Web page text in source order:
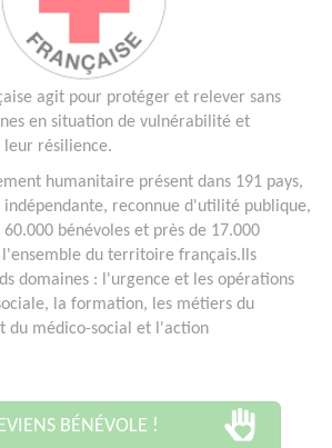
agit pour protéger et relever sans
en situation de vulnérabilité et
leur résilience.
humanitaire présent dans 191 pays,
indépendante, reconnue d'utilité publique,
bénévoles et près de 17.000
l'ensemble du territoire français.Ils
domaines : l'urgence et les opérations
la formation, les métiers du
du médico-social et l'action
BÉNÉVOLE !